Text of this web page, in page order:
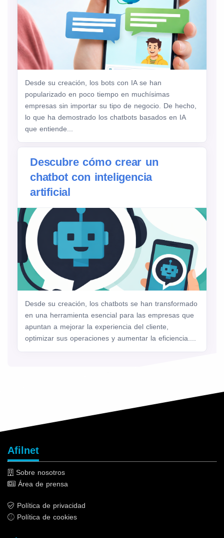
Desde su creación, los bots con IA se han
popularizado en poco tiempo en muchísimas
empresas sin importar su tipo de negocio. De hecho,
lo que ha demostrado los chatbots basados ​​en IA
que entiende...
Descubre cómo crear un
chatbot con inteligencia
artificial
Desde su creación, los chatbots se han transformado
en una herramienta esencial para las empresas que
apuntan a mejorar la experiencia del cliente,
optimizar sus operaciones y aumentar la eficiencia....
Afilnet
Sobre nosotros
Área de prensa
Política de privacidad
Política de cookies